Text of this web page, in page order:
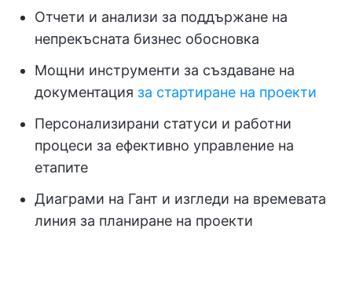
Отчети и анализи за поддържане на
непрекъсната бизнес обосновка
Мощни инструменти за създаване на
документация за стартиране на проекти
Персонализирани статуси и работни
процеси за ефективно управление на
етапите
Диаграми на Гант и изгледи на времевата
линия за планиране на проекти